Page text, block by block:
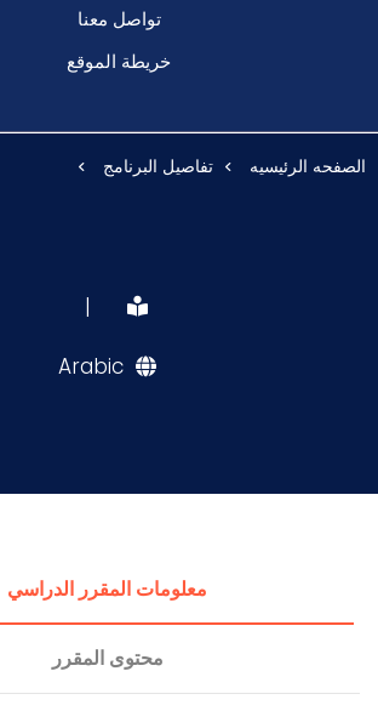
تواصل معنا
خريطة الموقع
الصفحه الرئيسيه تفاصيل البرنامج
|
Arabic
معلومات المقرر الدراسي
محتوى المقرر